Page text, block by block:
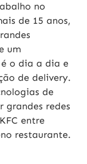
no
de 15 anos,
um
o dia a dia e
de delivery.
de
grandes redes
entre
restaurante.